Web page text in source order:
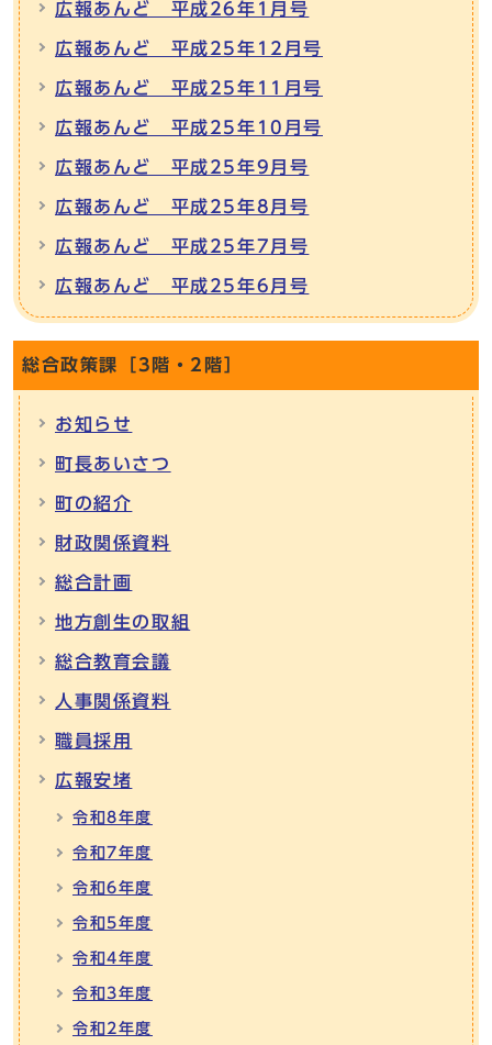
広報あんど 平成26年1月号
広報あんど 平成25年12月号
広報あんど 平成25年11月号
広報あんど 平成25年10月号
広報あんど 平成25年9月号
広報あんど 平成25年8月号
広報あんど 平成25年7月号
広報あんど 平成25年6月号
総合政策課［3階・2階］
お知らせ
町長あいさつ
町の紹介
財政関係資料
総合計画
地方創生の取組
総合教育会議
人事関係資料
職員採用
広報安堵
令和8年度
令和7年度
令和6年度
令和5年度
令和4年度
令和3年度
令和2年度